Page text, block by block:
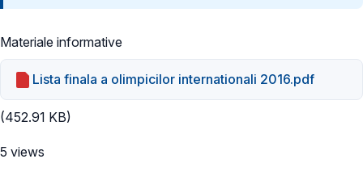
Materiale informative
Lista finala a olimpicilor internationali 2016.pdf
(452.91 KB)
5 views